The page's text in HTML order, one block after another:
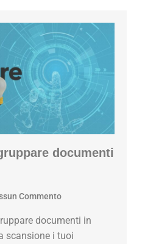
documenti
Commento
documenti in
scansione i tuoi